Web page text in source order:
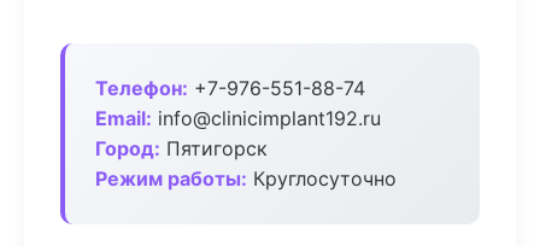
Телефон: +7-976-551-88-74
Email: info@clinicimplant192.ru
Город: Пятигорск
Режим работы: Круглосуточно